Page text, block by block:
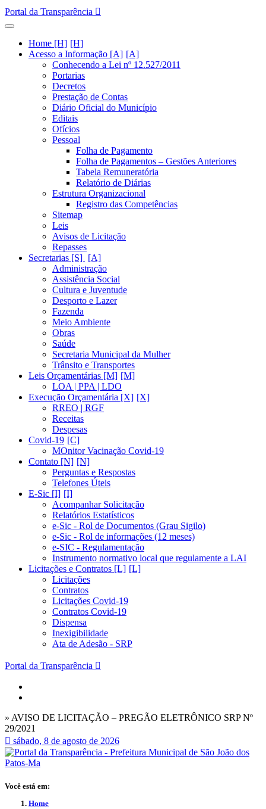
Portal da Transparência
Home [H]
Acesso a Informação [A]
Conhecendo a Lei nº 12.527/2011
Portarias
Decretos
Prestação de Contas
Diário Oficial do Município
Editais
Ofícios
Pessoal
Folha de Pagamento
Folha de Pagamentos – Gestões Anteriores
Tabela Remuneratória
Relatório de Diárias
Estrutura Organizacional
Registro das Competências
Sitemap
Leis
Avisos de Licitação
Repasses
Secretarias [S]
Administração
Assistência Social
Cultura e Juventude
Desporto e Lazer
Fazenda
Meio Ambiente
Obras
Saúde
Secretaria Municipal da Mulher
Trânsito e Transportes
Leis Orçamentárias [M]
LOA | PPA | LDO
Execução Orçamentária [X]
RREO | RGF
Receitas
Despesas
Covid-19
MOnitor Vacinação Covid-19
Contato [N]
Perguntas e Respostas
Telefones Úteis
E-Sic [I]
Acompanhar Solicitação
Relatórios Estatísticos
e-Sic - Rol de Documentos (Grau Sigilo)
e-Sic - Rol de informações (12 meses)
e-SIC - Regulamentação
Instrumento normativo local que regulamente a LAI
Licitações e Contratos [L]
Licitações
Contratos
Licitações Covid-19
Contratos Covid-19
Dispensa
Inexigibilidade
Ata de Adesão - SRP
Portal da Transparência
» AVISO DE LICITAÇÃO – PREGÃO ELETRÔNICO SRP Nº
29/2021
sábado, 8 de agosto de 2026
Você está em:
Home